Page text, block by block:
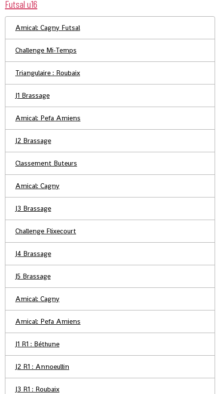
Futsal u16
Amical: Cagny Futsal
Challenge Mi-Temps
Triangulaire : Roubaix
J1 Brassage
Amical: Pefa Amiens
J2 Brassage
Classement Buteurs
Amical: Cagny
J3 Brassage
Challenge Flixecourt
J4 Brassage
J5 Brassage
Amical: Cagny
Amical: Pefa Amiens
J1 R1 : Béthune
J2 R1 : Annoeullin
J3 R1 : Roubaix